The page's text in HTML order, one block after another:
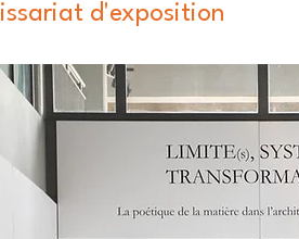
d'exposition